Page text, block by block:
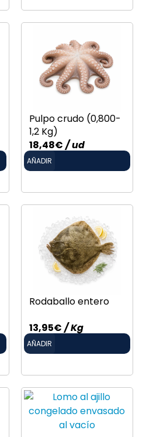
Pulpo crudo (0,800-
1,2 Kg)
18,48€/ ud
AÑADIR
Rodaballo entero
13,95€/ Kg
AÑADIR